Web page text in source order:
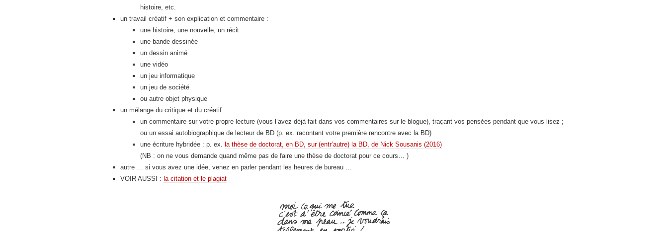
histoire, etc.
un travail créatif + son explication et commentaire :
une histoire, une nouvelle, un récit
une bande dessinée
un dessin animé
une vidéo
un jeu informatique
un jeu de société
ou autre objet physique
un mélange du critique et du créatif :
un commentaire sur votre propre lecture (vous l’avez déjà fait dans vos commentaires sur le blogue), traçant vos pensées pendant que vous lisez ;
ou un essai autobiographique de lecteur de BD (p. ex. racontant votre première rencontre avec la BD)
une écriture hybridée : p. ex. la thèse de doctorat, en BD, sur (entr’autre) la BD, de Nick Sousanis (2016)
(NB : on ne vous demande quand même pas de faire une thèse de doctorat pour ce cours… )
autre … si vous avez une idée, venez en parler pendant les heures de bureau …
VOIR AUSSI : la citation et le plagiat